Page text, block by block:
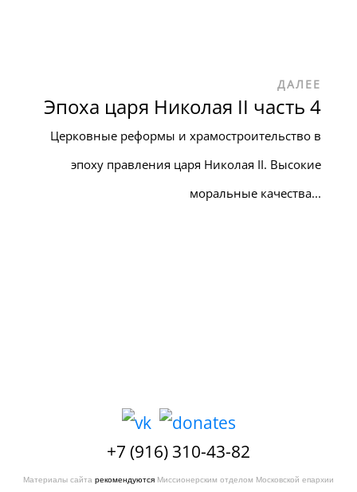
ДАЛЕЕ
Эпоха царя Николая II часть 4
Церковные реформы и храмостроительство в
эпоху правления царя Николая II. Высокие
моральные качества...
+7 (916) 310-43-82
Материалы сайта рекомендуются Миссионерским отделом Московской епархии